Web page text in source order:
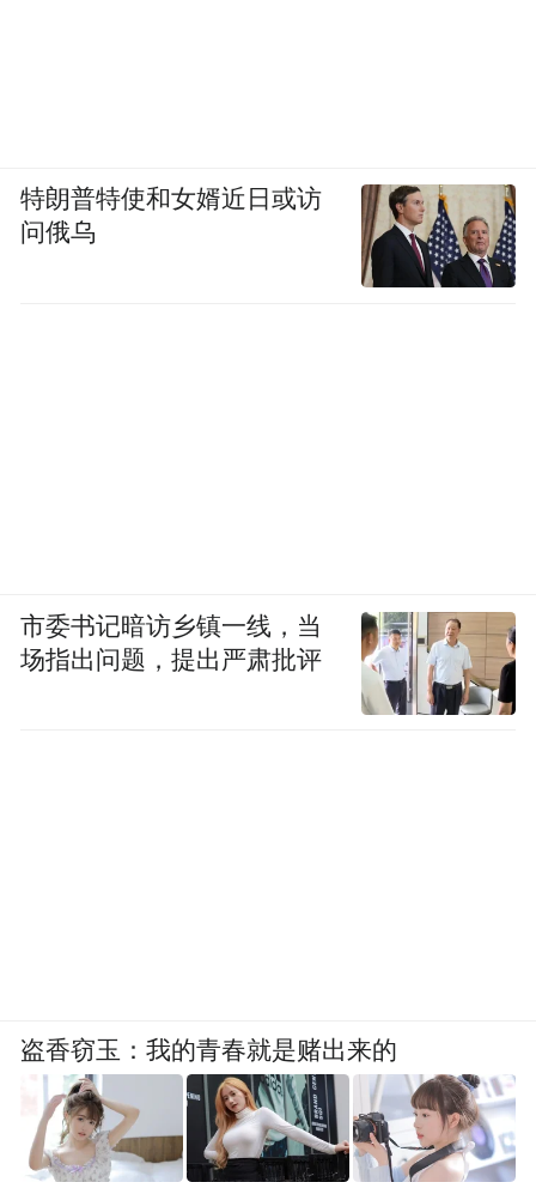
特朗普特使和女婿近日或访
问俄乌
市委书记暗访乡镇一线，当
场指出问题，提出严肃批评
盗香窃玉：我的青春就是赌出来的